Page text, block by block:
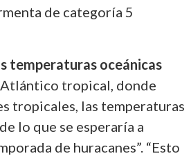
de categoría 5
temperaturas oceánicas
Atlántico tropical, donde
tropicales, las temperaturas
lo que se esperaría a
de huracanes”. “Esto